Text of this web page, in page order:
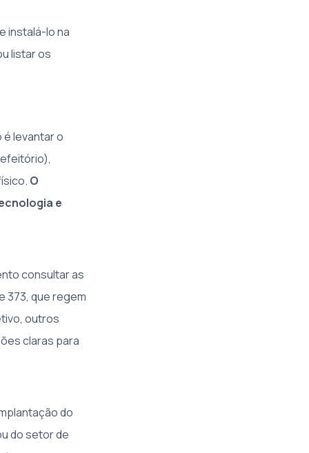
instalá-lo na
listar os
levantar o
O
e
consultar as
373, que regem
outros
claras para
do
do setor de